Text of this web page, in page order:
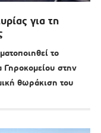
για τη
το
Γηροκομείου στην
θωράκιση του